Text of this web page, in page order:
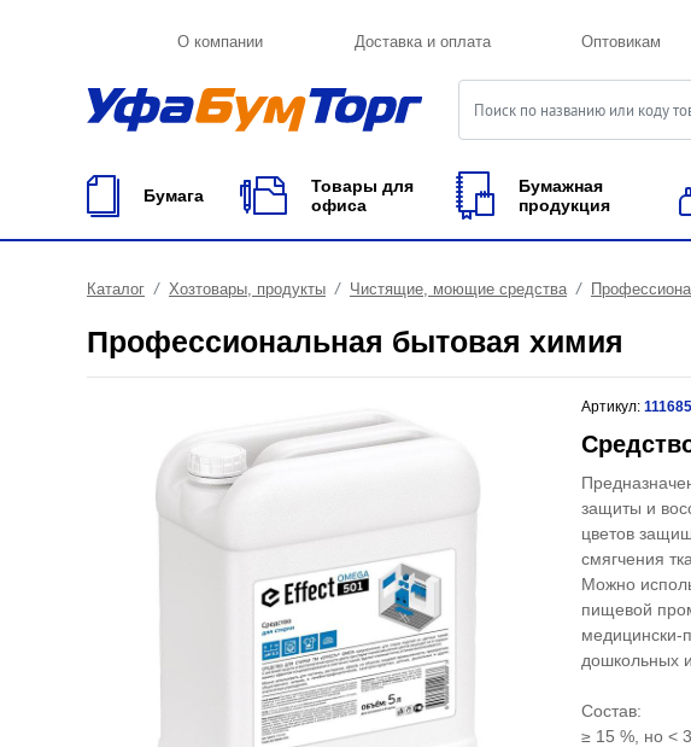
О компании Доставка и оплата Оптовикам
Бумага
Товары для
офиса
Бумажная
продукция
Каталог Хозтовары, продукты Чистящие, моющие средства
Профессиональная бытовая химия
Артикул: 111685
защиты и
цветов
смягчения
Можно
пищевой
медицински-
дошкольных
Состав:
≥ 15 %, но <